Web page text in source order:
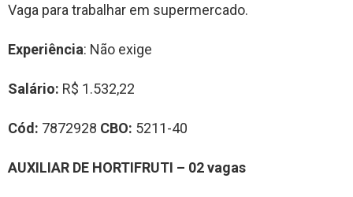
Vaga para trabalhar em supermercado.
Experiência: Não exige
Salário: R$ 1.532,22
Cód: 7872928 CBO: 5211-40
AUXILIAR DE HORTIFRUTI – 02 vagas